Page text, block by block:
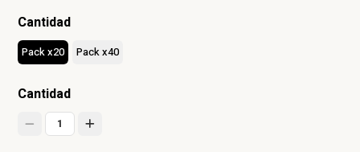
Cantidad
Pack x20 Pack x40
Cantidad
1